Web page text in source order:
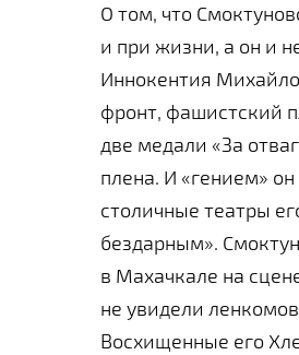
О том, что
и при жизни, а он и
Иннокентия
фронт, фашистский
две медали «За
плена. И «гением» он
столичные театры
бездарным».
в Махачкале на
не увидели
Восхищенные его